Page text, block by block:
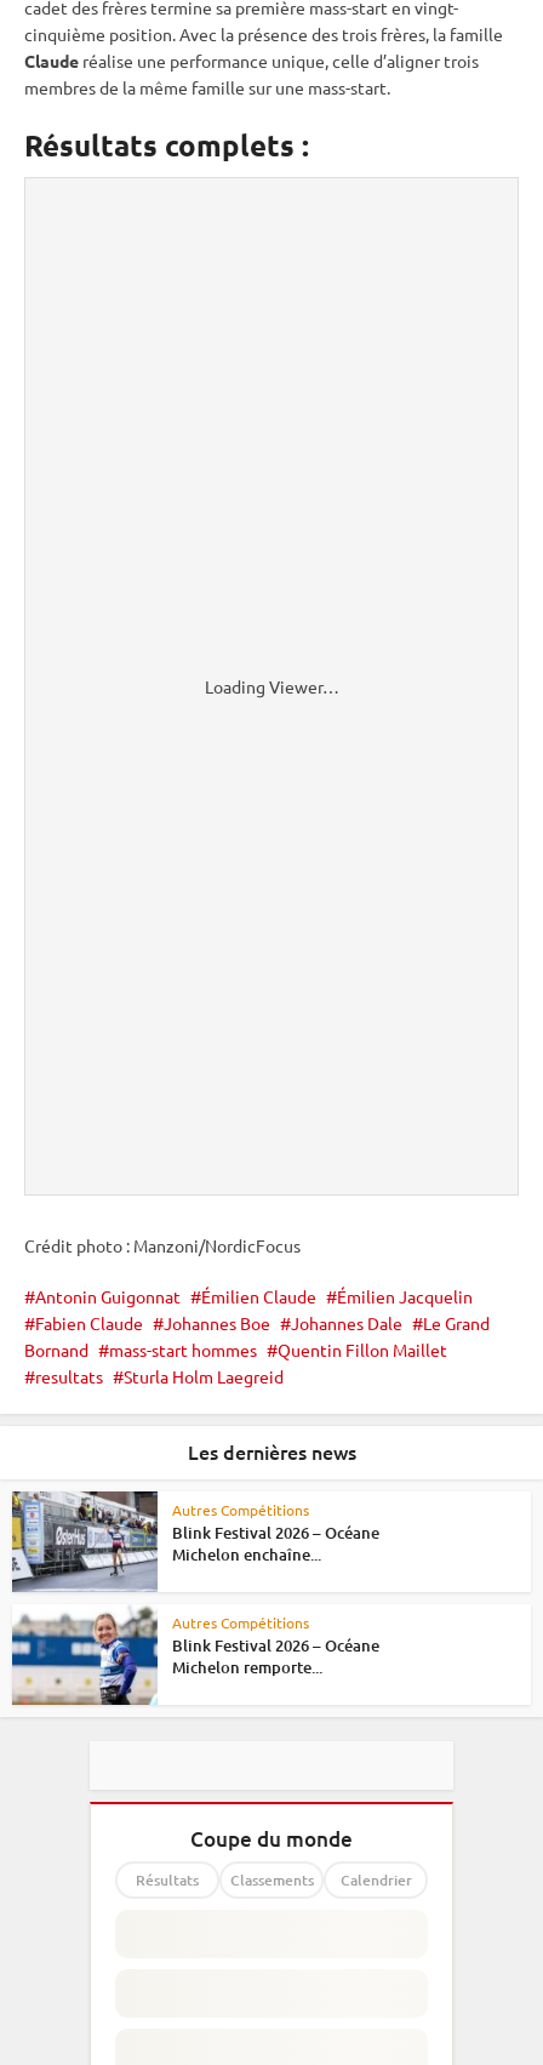
cadet des frères termine sa première mass-start en vingt-
cinquième position. Avec la présence des trois frères, la famille
Claude réalise une performance unique, celle d’aligner trois
membres de la même famille sur une mass-start.
Résultats complets :
Loading Viewer…
Crédit photo : Manzoni/NordicFocus
Antonin Guigonnat Émilien Claude
Émilien Jacquelin
Fabien Claude
Johannes Boe Johannes Dale
Le Grand
Bornand
mass-start hommes
Quentin Fillon Maillet
resultats
Sturla Holm Laegreid
Les dernières news
Autres Compétitions
Blink Festival 2026 – Océane
Michelon enchaîne...
Autres Compétitions
Blink Festival 2026 – Océane
Michelon remporte...
Coupe du monde
Résultats Classements Calendrier